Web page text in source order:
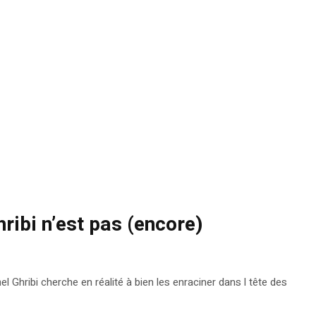
n’est pas (encore)
Ghribi cherche en réalité à bien les enraciner dans l tête des